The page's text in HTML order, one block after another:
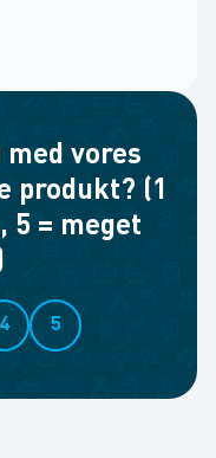
vores
produkt? (1
5 = meget
4 5